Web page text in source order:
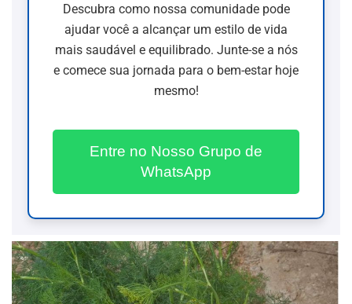
Descubra como nossa comunidade pode
ajudar você a alcançar um estilo de vida
mais saudável e equilibrado. Junte-se a nós
e comece sua jornada para o bem-estar hoje
mesmo!
Entre no Nosso Grupo de
WhatsApp